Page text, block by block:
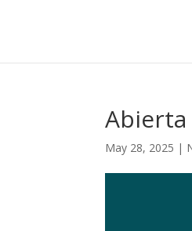
Abierta
May 28, 2025 |